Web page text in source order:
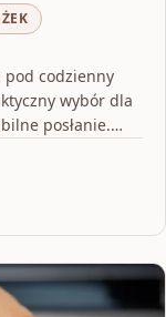
pod codzienny
wybór dla
posłanie.…